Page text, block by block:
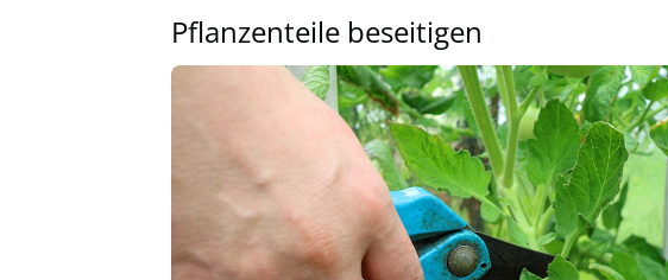
Pflanzenteile beseitigen